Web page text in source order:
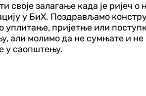
своје залагање када је
у БиХ. Поздрављамо
уплитање, пријетње или
али молимо да не сумњате и
у саопштењу.